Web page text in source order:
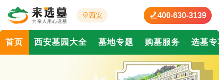
西安 400-630-3139
首页 西安墓园大全 墓地专题 购墓服务 选墓专